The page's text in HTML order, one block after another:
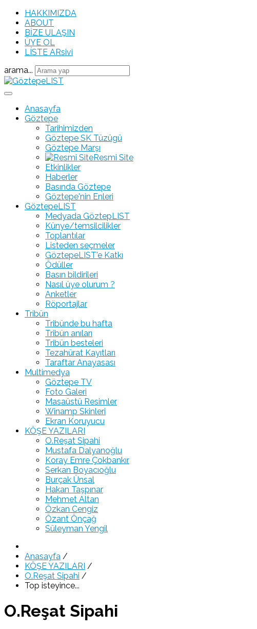
HAKKIMIZDA
ABOUT
BİZE ULAŞIN
ÜYE OL
LÍSTE ARsivi
arama...
Anasayfa
Göztepe
Tarihimizden
Göztepe SK Tüzügü
Göztepe Marşı
Resmi Site
Etkinlikler
Haberler
Basında Göztepe
Göztepe'nin Enleri
GöztepeLIST
Medyada GöztepLIST
Künye/temsilcilikler
Toplantılar
Listeden seçmeler
GöztepeLIST'e Katkı
Ödüller
Basın bildirileri
Nasıl üye olurum ?
Anketler
Röportajlar
Tribün
Tribünde bu hafta
Tribün anıları
Tribün besteleri
Tezahürat Kayıtları
Taraftar Anayasası
Multimedya
Göztepe TV
Foto Galeri
Masaüstü Resimler
Winamp Skinleri
Ekran Koruyucu
KÖŞE YAZILARI
O.Reşat Sipahi
Mustafa Dalyanoğlu
Koray Emre Çokbankır
Serkan Boyacıoğlu
Burçak Ünsal
Hakan Taşpınar
Mehmet Altan
Özkan Cengiz
Özant Önçağ
Süleyman Yengil
Anasayfa /
KÖŞE YAZILARI /
O.Reşat Sipahi /
Top isteyince...
O.Reşat Sipahi